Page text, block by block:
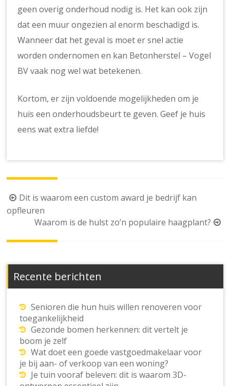
geen overig onderhoud nodig is. Het kan ook zijn
dat een muur ongezien al enorm beschadigd is.
Wanneer dat het geval is moet er snel actie
worden ondernomen en kan Betonherstel – Vogel
BV vaak nog wel wat betekenen.
Kortom, er zijn voldoende mogelijkheden om je
huis een onderhoudsbeurt te geven. Geef je huis
eens wat extra liefde!
Berichtnavigatie
Dit is waarom een custom award je bedrijf kan
opfleuren
Waarom is de hulst zo’n populaire haagplant?
Recente berichten
Senioren die hun huis willen renoveren voor
toegankelijkheid
Gezonde bomen herkennen: dit vertelt je
boom je zelf
Wat doet een goede vastgoedmakelaar voor
je bij aan- of verkoop van een woning?
Je tuin vooraf beleven: dit is waarom 3D-